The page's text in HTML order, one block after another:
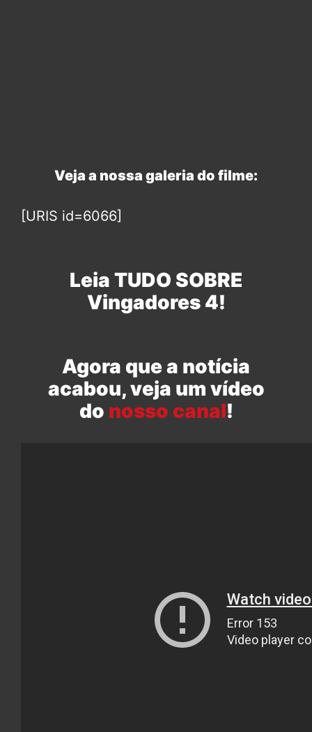
Veja a nossa galeria do filme:
[URIS id=6066]
Leia TUDO SOBRE
Vingadores 4!
Agora que a notícia
acabou, veja um vídeo
do nosso canal!